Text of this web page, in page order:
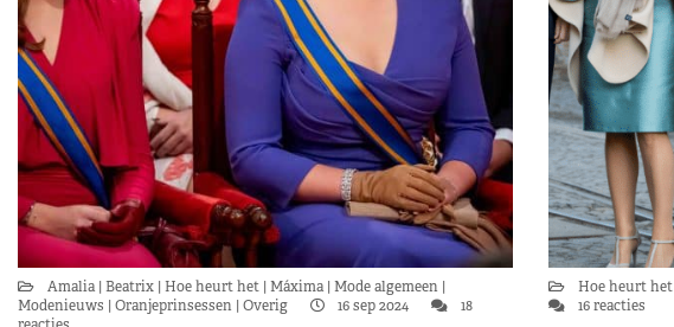
Amalia Beatrix Hoe heurt het Máxima Mode algemeen
Modenieuws
Oranjeprinsessen Overig 16 sep 2024
18
Hoe heurt het
16 reacties